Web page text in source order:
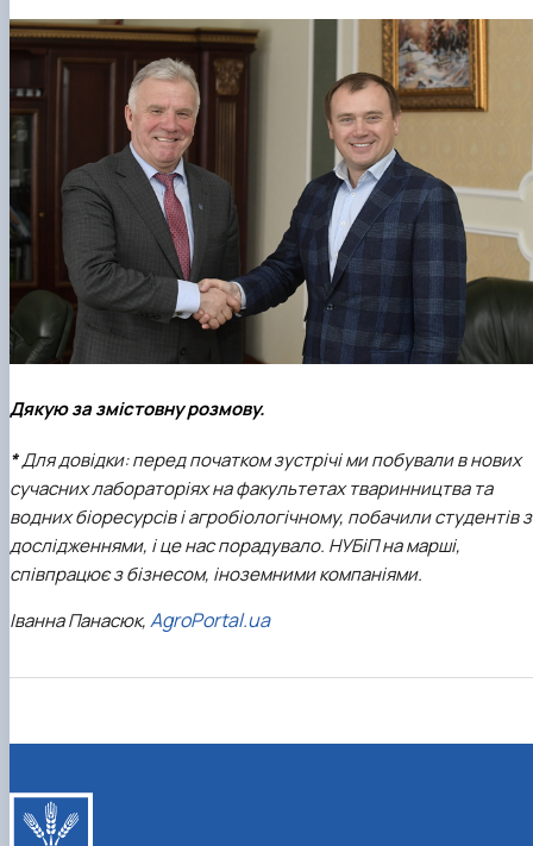
Дякую за змістовну розмову.
*Для довідки: перед початком зустрічі ми побували в нових
сучасних лабораторіях на факультетах тваринництва та
водних біоресурсів і агробіологічному, побачили студентів
дослідженнями, і це нас порадувало. НУБіП на марші,
співпрацює з бізнесом, іноземними компаніями.
Іванна Панасюк,AgroPortal.ua